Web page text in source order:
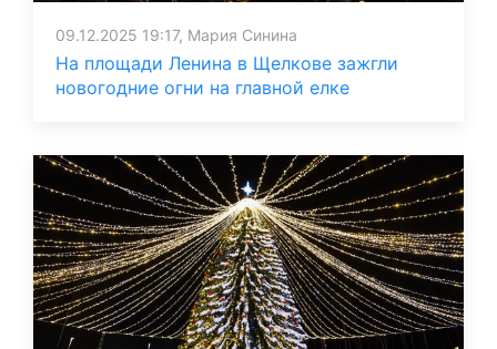
09.12.2025 19:17, Мария Синина
На площади Ленина в Щелкове зажгли
новогодние огни на главной елке